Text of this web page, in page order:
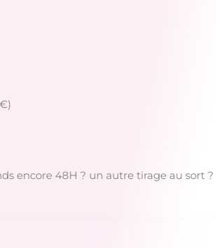
encore 48H ? un autre tirage au sort ?